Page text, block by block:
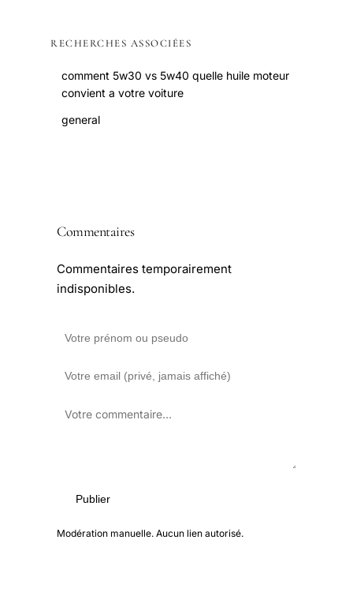
RECHERCHES ASSOCIÉES
comment 5w30 vs 5w40 quelle huile moteur
convient a votre voiture
general
Commentaires
Commentaires temporairement
indisponibles.
Publier
Modération manuelle. Aucun lien autorisé.